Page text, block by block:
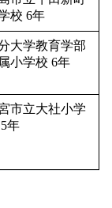
校 6年
大学教育学部
小学校 6年
市立大社小学
年